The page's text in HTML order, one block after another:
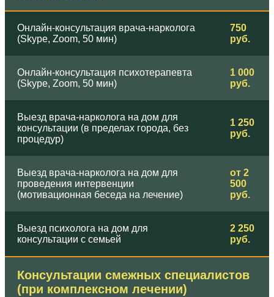
Онлайн-консультация врача-нарколога
(Skype, Zoom, 50 мин)
750
руб.
Онлайн-консультация психотерапевта
(Skype, Zoom, 50 мин)
1 000
руб.
Выезд врача-нарколога на дом для
консультации (в пределах города, без
процедур)
1 250
руб.
Выезд врача-нарколога на дом для
проведения интервенции
(мотивационная беседа на лечение)
от 2
500
руб.
Выезд психолога на дом для
консультации с семьей
2 250
руб.
Консультации смежных специалистов
(при комплексном лечении)